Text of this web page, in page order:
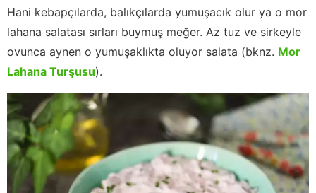
Hani kebapçılarda, balıkçılarda yumuşacık olur ya o mor
lahana salatası sırları buymuş meğer. Az tuz ve sirkeyle
ovunca aynen o yumuşaklıkta oluyor salata (bknz. Mor
Lahana Turşusu).